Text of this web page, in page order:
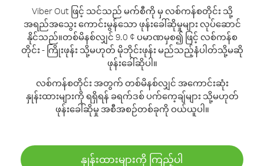
Viber Out ဖြင့် သင်သည် မက်စီကို မှ လစ်ကန်စတိုင်း သို့
အရည်အသွေး ကောင်းမွန်သော ဖုန်းခေါ်ဆိုမှုများ လုပ်ဆောင်
နိုင်သည်။တစ်မိနစ်လျှင် 9.0 ¢ ပမာဏမှစ၍ ဖြင့် လစ်ကန်စ
တိုင်း - ကြိုးဖုန်း သို့မဟုတ် မိုဘိုင်းဖုန်း မည်သည့်နံပါတ်သို့မဆို
ဖုန်းခေါ်ဆိုပါ။
လစ်ကန်စတိုင်း အတွက် တစ်မိနစ်လျှင် အကောင်းဆုံး
နှုန်းထားများကို ရရှိရန် ခရက်ဒစ် ပက်ကေ့ချ်များ သို့မဟုတ်
ဖုန်းခေါ်ဆိုမှု အစီအစဉ်တစ်ခုကို ဝယ်ယူပါ။
နှုန်းထားများကို ကြည့်ပါ